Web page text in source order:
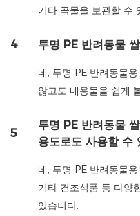
기타 곡물을 보관할 수
4 투명 PE 반려동물
네, 투명 PE 반려동물
않고도 내용물을 쉽게
5
투명 PE 반려동물
용도로도 사용할 수
네, 투명 PE 반려동물
기타 건조식품 등 다양
있습니다.